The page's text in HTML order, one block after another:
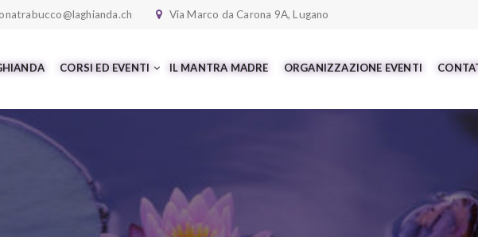
Via Marco da Carona 9A, Lugano
CORSI ED EVENTI IL MANTRA MADRE ORGANIZZAZIONE EVENTI